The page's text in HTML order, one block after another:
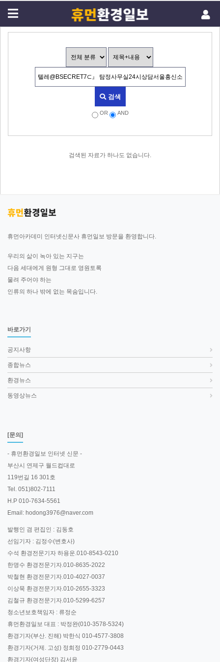
검색
OR AND
검색된 자료가 하나도 없습니다.
휴먼아카데미 인터넷신문사 휴먼일보 방문을 환영합니다.
우리의 삶이 녹아 있는 지구는
다음 세대에게 원형 그대로 영원토록
물려 주어야 하는
인류의 하나 밖에 없는 목숨입니다.
바로가기
공지사항
종합뉴스
환경뉴스
동영상뉴스
[문의]
- 휴먼환경일보 인터넷 신문 -
부산시 연제구 월드컵대로
119번길 16 301호
Tel. 051)802-7111
H.P 010-7634-5561
Email: hodong3976@naver.com
발행인 겸 편집인 : 김동호
선임기자 : 김정수(변호사)
수석 환경전문기자 하용운.010-8543-0210
한명수 환경전문기자.010-8635-2022
박철현 환경전문기자.010-4027-0037
이상묵 환경전문기자.010-2655-3323
김철규 환경전문기자.010-5299-6257
청소년보호책임자 : 류정순
휴먼환경일보 대표 : 박정완(010-3578-5324)
환경기자(부산. 진해) 박한식 010-4577-3808
환경기자(거제. 고성) 정희정 010-2779-0443
환경기자(여성단장) 김서윤